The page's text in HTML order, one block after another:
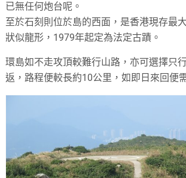
已無任何炮台呢。
至於石刻則位於島的西面，是香港現存最
狀似龍形，1979年起定為法定古蹟。
環島如不走攻頂較難行山路，亦可選擇只
返，路程便較長約10公里，如即日來回便